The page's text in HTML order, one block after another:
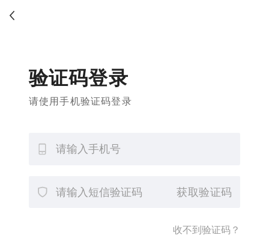
验证码登录
请使用手机验证码登录
获取验证码
收不到验证码？